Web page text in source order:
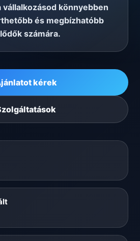
vállalkozásod könnyebben
és megbízhatóbb
számára.
kérek